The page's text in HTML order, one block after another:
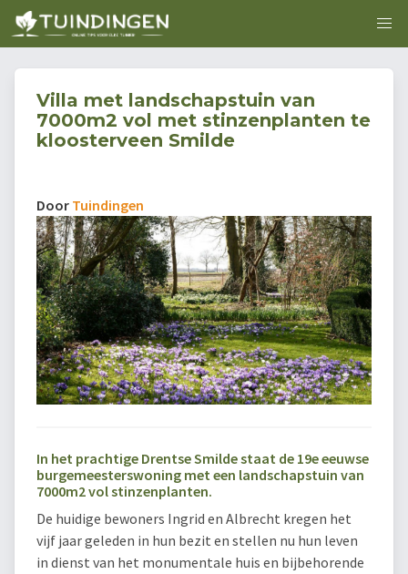
Villa met landschapstuin van
7000m2 vol met stinzenplanten te
kloosterveen Smilde
Door Tuindingen
In het prachtige Drentse Smilde staat de 19e eeuwse
burgemeesterswoning met een landschapstuin van
7000m2 vol stinzenplanten.
De huidige bewoners Ingrid en Albrecht kregen het
vijf jaar geleden in hun bezit en stellen nu hun leven
in dienst van het monumentale huis en bijbehorende